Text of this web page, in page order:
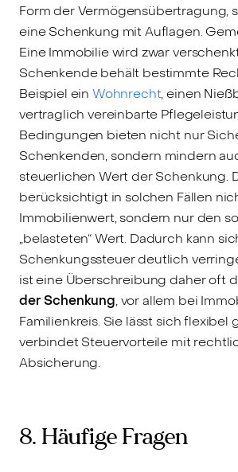
Form der Vermögensübertragung,
eine Schenkung mit Auflagen.
Eine Immobilie wird zwar
Schenkende behält bestimmte
Beispiel ein Wohnrecht, einen
vertraglich vereinbarte
Bedingungen bieten nicht nur
Schenkenden, sondern mindern
steuerlichen Wert der Schenkung.
berücksichtigt in solchen Fällen
Immobilienwert, sondern nur den
„belasteten“ Wert. Dadurch kann
Schenkungssteuer deutlich
ist eine Überschreibung daher oft
der Schenkung, vor allem bei
Familienkreis. Sie lässt sich flexibel
verbindet Steuervorteile mit
Absicherung.
8. Häufige Fragen